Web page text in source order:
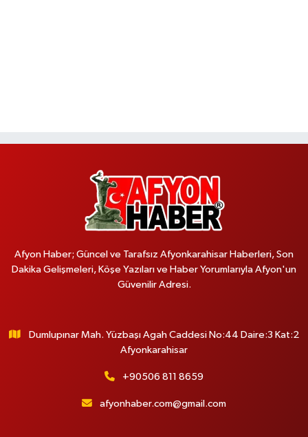
Afyon Haber; Güncel ve Tarafsız Afyonkarahisar Haberleri, Son
Dakika Gelişmeleri, Köşe Yazıları ve Haber Yorumlarıyla Afyon'un
Güvenilir Adresi.
Dumlupınar Mah. Yüzbaşı Agah Caddesi No:44 Daire:3 Kat:2
Afyonkarahisar
+90506 811 8659
afyonhaber.com@gmail.com